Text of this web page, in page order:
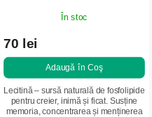
În stoc
70 lei
Adaugă în Coş
Lecitină – sursă naturală de fosfolipide
pentru creier, inimă și ficat. Susține
memoria, concentrarea și menținerea